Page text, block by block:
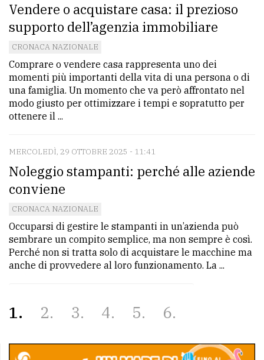
Vendere o acquistare casa: il prezioso
supporto dell’agenzia immobiliare
CRONACA NAZIONALE
Comprare o vendere casa rappresenta uno dei
momenti più importanti della vita di una persona o di
una famiglia. Un momento che va però affrontato nel
modo giusto per ottimizzare i tempi e sopratutto per
ottenere il ...
MERCOLEDÌ, 29 OTTOBRE 2025 - 11:41
Noleggio stampanti: perché alle aziende
conviene
CRONACA NAZIONALE
Occuparsi di gestire le stampanti in un’azienda può
sembrare un compito semplice, ma non sempre è così.
Perché non si tratta solo di acquistare le macchine ma
anche di provvedere al loro funzionamento. La ...
1 2 3 4 5 6